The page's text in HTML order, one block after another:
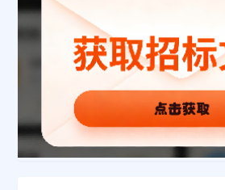
欢迎入驻供